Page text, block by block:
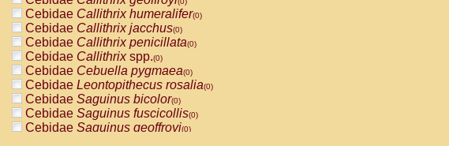
Cebidae Callithrix humeralifer(0)
Cebidae Callithrix jacchus(0)
Cebidae Callithrix penicillata(0)
Cebidae Callithrixspp.(0)
Cebidae Cebuella pygmaea(0)
Cebidae Leontopithecus rosalia(0)
Cebidae Saguinus bicolor(0)
Cebidae Saguinus fuscicollis(0)
Cebidae Saguinus geoffroyi(0)